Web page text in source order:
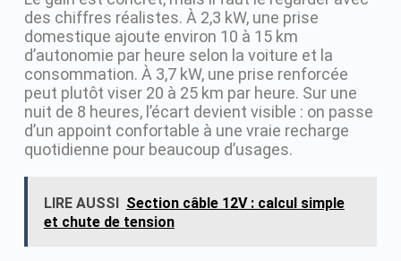
des chiffres réalistes. À 2,3 kW, une prise
domestique ajoute environ 10 à 15 km
d’autonomie par heure selon la voiture et la
consommation. À 3,7 kW, une prise renforcée
peut plutôt viser 20 à 25 km par heure. Sur une
nuit de 8 heures, l’écart devient visible : on passe
d’un appoint confortable à une vraie recharge
quotidienne pour beaucoup d’usages.
LIRE AUSSI Section câble 12V : calcul simple
et chute de tension